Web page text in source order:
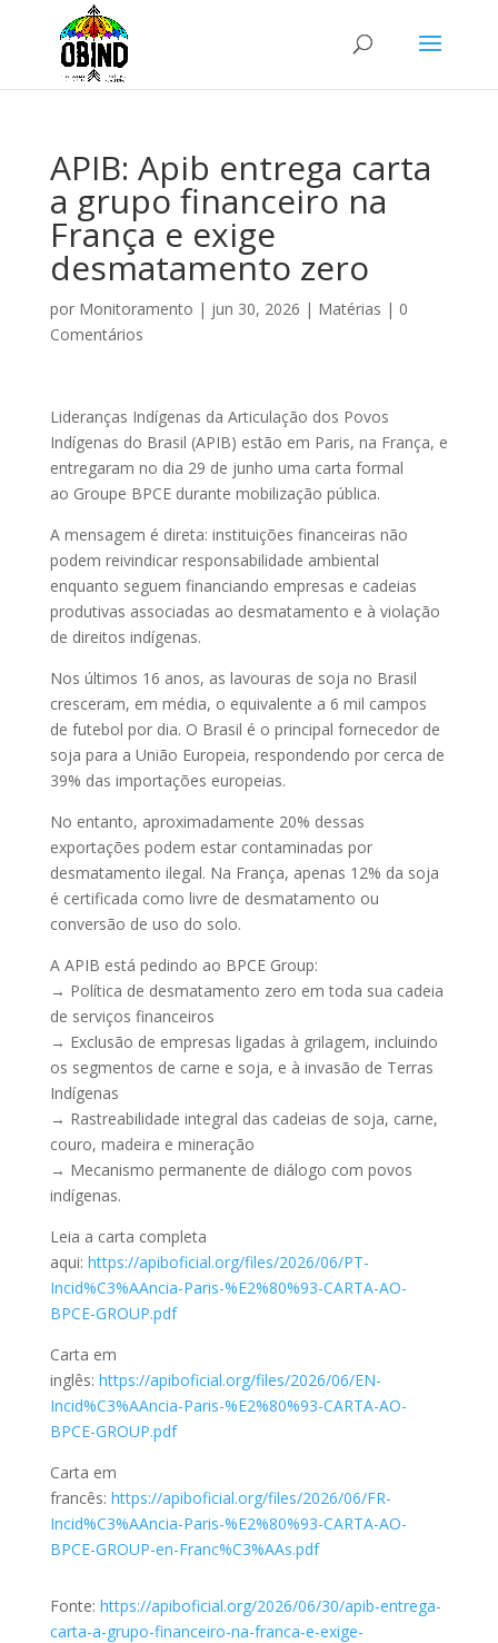
APIB: Apib entrega carta
a grupo financeiro na
França e exige
desmatamento zero
por Monitoramento | jun 30, 2026 | Matérias | 0
Comentários
Lideranças Indígenas da Articulação dos Povos
Indígenas do Brasil (APIB) estão em Paris, na França, e
entregaram no dia 29 de junho uma carta formal
ao Groupe BPCE durante mobilização pública.
A mensagem é direta: instituições financeiras não
podem reivindicar responsabilidade ambiental
enquanto seguem financiando empresas e cadeias
produtivas associadas ao desmatamento e à violação
de direitos indígenas.
Nos últimos 16 anos, as lavouras de soja no Brasil
cresceram, em média, o equivalente a 6 mil campos
de futebol por dia. O Brasil é o principal fornecedor de
soja para a União Europeia, respondendo por cerca de
39% das importações europeias.
No entanto, aproximadamente 20% dessas
exportações podem estar contaminadas por
desmatamento ilegal. Na França, apenas 12% da soja
é certificada como livre de desmatamento ou
conversão de uso do solo.
A APIB está pedindo ao BPCE Group:
→ Política de desmatamento zero em toda sua cadeia
de serviços financeiros
→ Exclusão de empresas ligadas à grilagem, incluindo
os segmentos de carne e soja, e à invasão de Terras
Indígenas
→ Rastreabilidade integral das cadeias de soja, carne,
couro, madeira e mineração
→ Mecanismo permanente de diálogo com povos
indígenas.
Leia a carta completa
aqui: https://apiboficial.org/files/2026/06/PT-
Incid%C3%AAncia-Paris-%E2%80%93-CARTA-AO-
BPCE-GROUP.pdf
Carta em
inglês: https://apiboficial.org/files/2026/06/EN-
Incid%C3%AAncia-Paris-%E2%80%93-CARTA-AO-
BPCE-GROUP.pdf
Carta em
francês: https://apiboficial.org/files/2026/06/FR-
Incid%C3%AAncia-Paris-%E2%80%93-CARTA-AO-
BPCE-GROUP-en-Franc%C3%AAs.pdf
Fonte: https://apiboficial.org/2026/06/30/apib-entrega-
carta-a-grupo-financeiro-na-franca-e-exige-